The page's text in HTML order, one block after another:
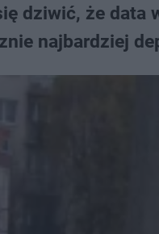
dziwić, że data
najbardziej